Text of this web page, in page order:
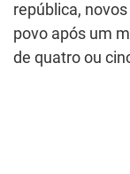
república,
povo após um
de quatro ou